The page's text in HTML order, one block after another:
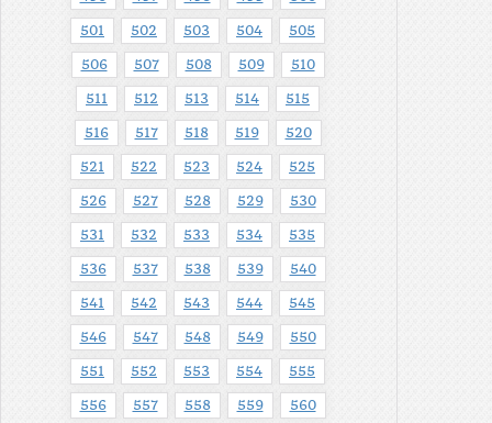
501 502 503 504 505
506 507 508 509 510
511 512 513 514 515
516 517 518 519 520
521 522 523 524 525
526 527 528 529 530
531 532 533 534 535
536 537 538 539 540
541 542 543 544 545
546 547 548 549 550
551 552 553 554 555
556 557 558 559 560